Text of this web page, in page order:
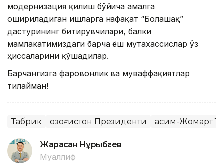
модернизация қилиш бўйича амалга
ошириладиган ишларга нафақат “Болашақ”
дастурининг битирувчилари, балки
мамлакатимиздаги барча ёш мутахассислар ўз
ҳиссаларини қўшадилар.
Барчангизга фаровонлик ва муваффақиятлар
тилайман!
Табрик Қозоғистон Президенти Қасим-Жомарт
Жарасқан Нұрыбаев
Муаллиф